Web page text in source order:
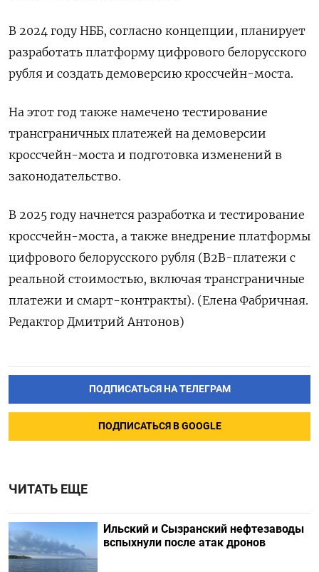
В 2024 году НББ, согласно концепции, планирует
разработать платформу цифрового белорусского
рубля и создать демоверсию кроссчейн-моста.
На этот год также намечено тестирование
трансграничных платежей на демоверсии
кроссчейн-моста и подготовка изменений в
законодательство.
В 2025 году начнется разработка и тестирование
кроссчейн-моста, а также внедрение платформы
цифрового белорусского рубля (B2B-платежи с
реальной стоимостью, включая трансграничные
платежи и смарт-контракты). (Елена Фабричная.
Редактор Дмитрий Антонов)
ПОДПИСАТЬСЯ НА ТЕЛЕГРАМ
ПОДПИСАТЬСЯ В GOOGLE
ЧИТАТЬ ЕЩЕ
Ильский и Сызранский нефтезаводы
вспыхнули после атак дронов